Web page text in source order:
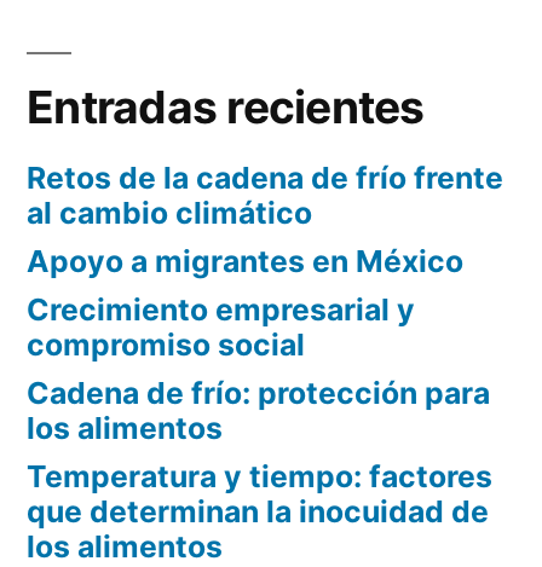
Entradas recientes
Retos de la cadena de frío frente
al cambio climático
Apoyo a migrantes en México
Crecimiento empresarial y
compromiso social
Cadena de frío: protección para
los alimentos
Temperatura y tiempo: factores
que determinan la inocuidad de
los alimentos